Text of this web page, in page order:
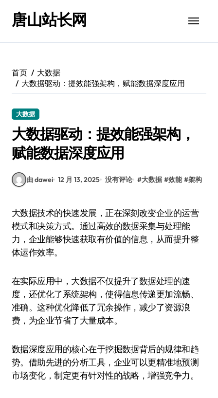
唐山站长网
首页
大数据
大数据驱动：提效能强架构，赋能数据深度应用
大数据
大数据驱动：提效能强架构，
赋能数据深度应用
由 dawei 12 月 13, 2025 没有评论 #大数据 #效能 #架构
大数据技术的快速发展，正在深刻改变企业的运营
模式和决策方式。通过高效的数据采集与处理能
力，企业能够快速获取有价值的信息，从而提升整
体运作效率。
在实际应用中，大数据不仅提升了数据处理的速
度，还优化了系统架构，使得信息传递更加流畅、
准确。这种优化降低了冗余操作，减少了资源浪
费，为企业节省了大量成本。
数据深度应用的核心在于挖掘数据背后的规律和趋
势。借助先进的分析工具，企业可以更精准地预测
市场变化，制定更有针对性的战略，增强竞争力。